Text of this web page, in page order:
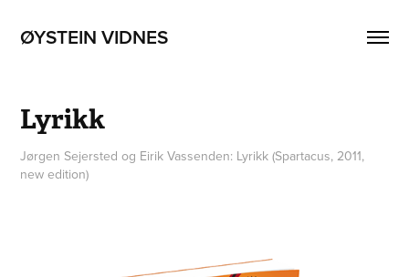
ØYSTEIN VIDNES
Lyrikk
Jørgen Sejersted og Eirik Vassenden: Lyrikk (Spartacus, 2011,
new edition)